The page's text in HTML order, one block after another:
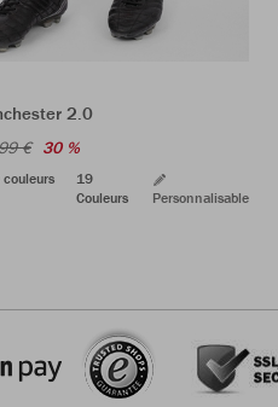
2.0
€ 30 %
19
Couleurs
Personnalisable